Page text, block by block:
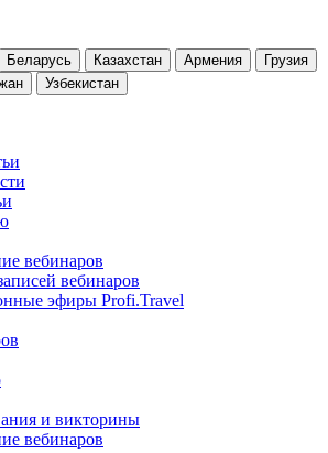
Беларусь Казахстан Армения
Грузия
Узбекистан
вебинаров
вебинаров
эфиры Profi.Travel
и викторины
вебинаров